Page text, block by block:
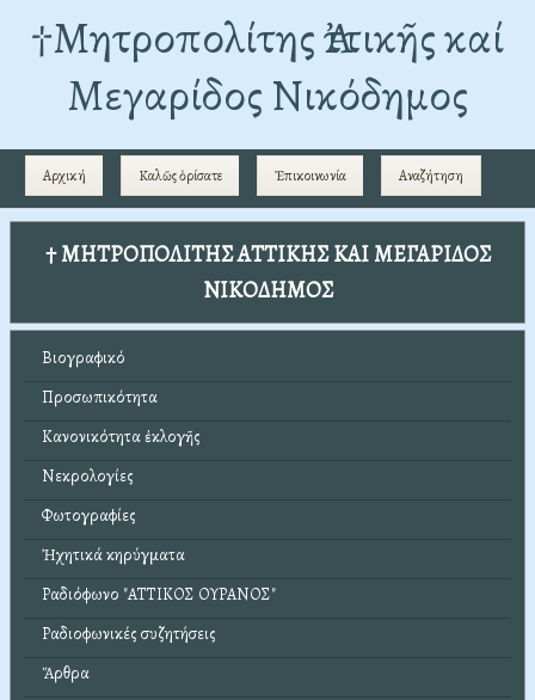
†Mητροπολίτης Ἀττικῆς καί
Μεγαρίδος Νικόδημος
Αρχική Καλῶς ὁρίσατε Ἐπικοινωνία Αναζήτηση
† ΜΗΤΡΟΠΟΛΙΤΗΣ ΑΤΤΙΚΗΣ ΚΑΙ ΜΕΓΑΡΙΔΟΣ
ΝΙΚΟΔΗΜΟΣ
Βιογραφικό
Προσωπικότητα
Κανονικότητα ἐκλογῆς
Νεκρολογίες
Φωτογραφίες
Ἠχητικά κηρύγματα
Ραδιόφωνο "ΑΤΤΙΚΟΣ ΟΥΡΑΝΟΣ"
Ραδιοφωνικές συζητήσεις
Ἄρθρα